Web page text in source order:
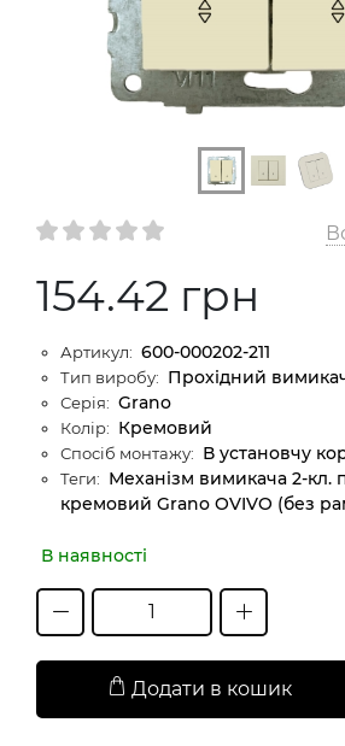
154.42 грн
Артикул: 600-000202-211
Тип виробу: Прохідний
Серія: Grano
Колір: Кремовий
Спосіб монтажу: В установчу
Теги: Механізм вимикача 2-кл.
кремовий Grano OVIVO (без
В наявності
Додати в кошик